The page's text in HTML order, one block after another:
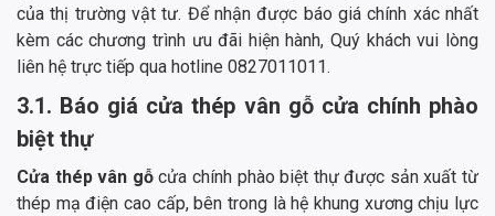
của thị trường vật tư. Để nhận được báo giá chính xác nhất
kèm các chương trình ưu đãi hiện hành, Quý khách vui lòng
liên hệ trực tiếp qua hotline 0827011011.
3.1. Báo giá cửa thép vân gỗ cửa chính phào
biệt thự
Cửa thép vân gỗcửa chính phào biệt thự được sản xuất từ
thép mạ điện cao cấp, bên trong là hệ khung xương chịu lực